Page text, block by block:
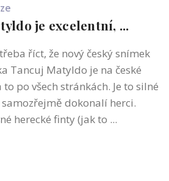
je excelentní, ...
říct, že nový český snímek
Tancuj Matyldo je na české
po všech stránkách. Je to silné
dokonalí herci.
herecké finty (jak to ...